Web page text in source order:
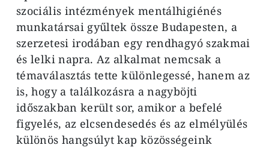
szociális intézmények mentálhigiénés
munkatársai gyűltek össze Budapesten, a
szerzetesi irodában egy rendhagyó szakmai
és lelki napra. Az alkalmat nemcsak a
témaválasztás tette különlegessé, hanem az
is, hogy a találkozásra a nagyböjti
időszakban került sor, amikor a befelé
figyelés, az elcsendesedés és az elmélyülés
különös hangsúlyt kap közösségeink